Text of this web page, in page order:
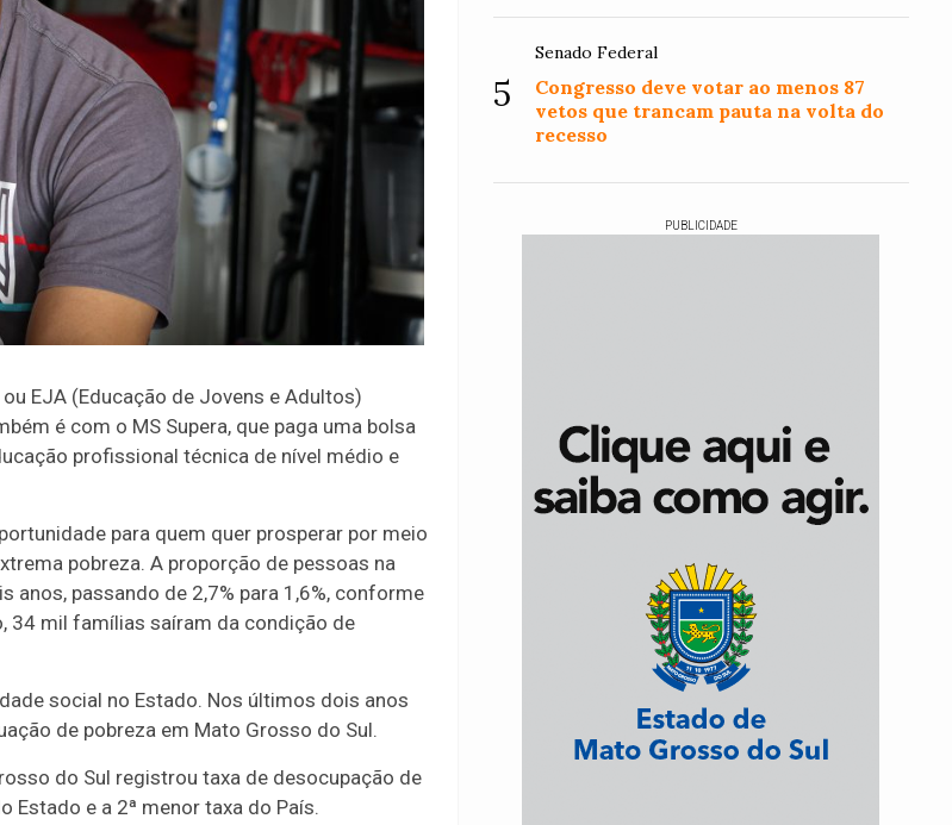
EJA (Educação de Jovens e Adultos)
é com o MS Supera, que paga uma bolsa
profissional técnica de nível médio e
para quem quer prosperar por meio
pobreza. A proporção de pessoas na
anos, passando de 2,7% para 1,6%, conforme
34 mil famílias saíram da condição de
social no Estado. Nos últimos dois anos
de pobreza em Mato Grosso do Sul.
do Sul registrou taxa de desocupação de
e a 2ª menor taxa do País.
5
Senado Federal
Congresso deve votar ao menos 87
vetos que trancam pauta na volta do
recesso
PUBLICIDADE